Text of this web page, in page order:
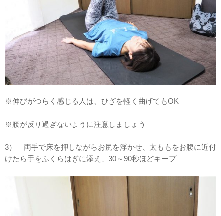
※伸びがつらく感じる人は、ひざを軽く曲げてもOK
※腰が反り過ぎないように注意しましょう
3） 両手で床を押しながらお尻を浮かせ、太ももをお腹に近付
けたら手をふくらはぎに添え、30～90秒ほどキープ